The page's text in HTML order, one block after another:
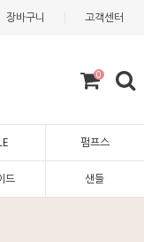
장바구니 고객센터
0
펌프스
드 샌들